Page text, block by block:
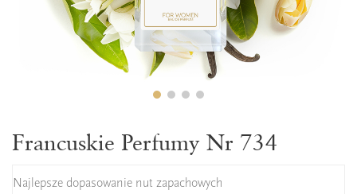
Francuskie Perfumy Nr 734
Najlepsze dopasowanie nut zapachowych